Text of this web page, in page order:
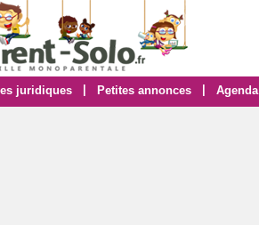
juridiques Petites annonces Agenda